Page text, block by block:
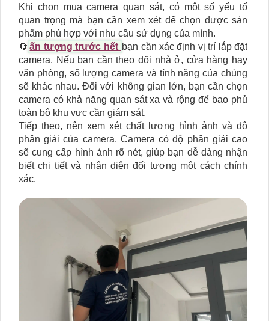
Khi chọn mua camera quan sát, có một số yếu tố
quan trọng mà bạn cần xem xét để chọn được sản
phẩm phù hợp với nhu cầu sử dụng của mình.
🔄 ấn tượng trước hết bạn cần xác định vị trí lắp đặt
camera. Nếu bạn cần theo dõi nhà ở, cửa hàng hay
văn phòng, số lượng camera và tính năng của chúng
sẽ khác nhau. Đối với không gian lớn, bạn cần chọn
camera có khả năng quan sát xa và rộng để bao phủ
toàn bộ khu vực cần giám sát.
Tiếp theo, nên xem xét chất lượng hình ảnh và độ
phân giải của camera. Camera có độ phân giải cao
sẽ cung cấp hình ảnh rõ nét, giúp bạn dễ dàng nhận
biết chi tiết và nhận diện đối tượng một cách chính
xác.